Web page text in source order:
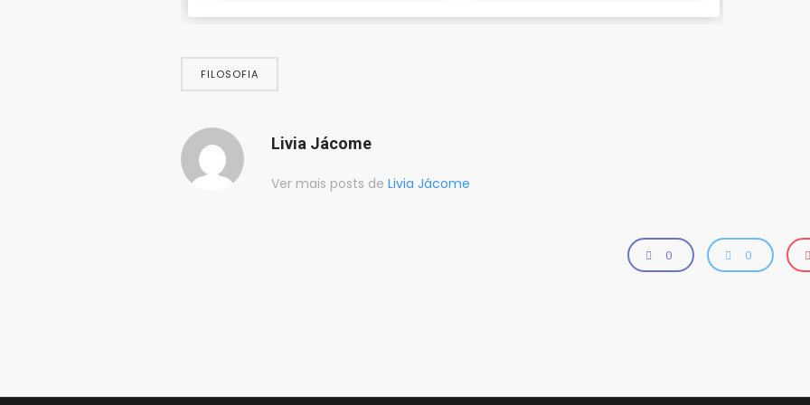
FILOSOFIA
Livia Jácome
Ver mais posts de Livia Jácome
0 0